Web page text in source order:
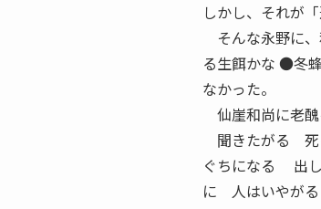
しかし、それが
そんな永野に
る生餌かな ●冬
なかった。
仙崖和尚に老醜
聞きたがる
ぐちになる 出
に 人はいやがる